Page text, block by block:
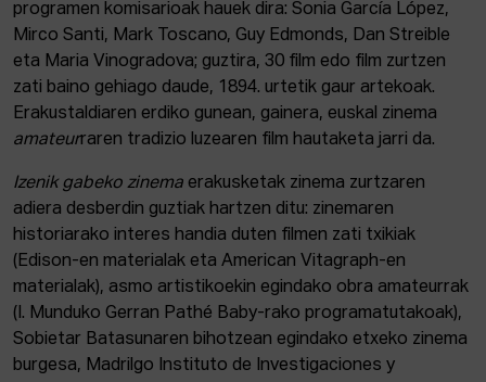
programen komisarioak hauek dira: Sonia García López,
Mirco Santi, Mark Toscano, Guy Edmonds, Dan Streible
eta Maria Vinogradova; guztira, 30 film edo film zurtzen
zati baino gehiago daude, 1894. urtetik gaur artekoak.
Erakustaldiaren erdiko gunean, gainera, euskal zinema
amateurraren tradizio luzearen film hautaketa jarri da.
Izenik gabeko zinema erakusketak zinema zurtzaren
adiera desberdin guztiak hartzen ditu: zinemaren
historiarako interes handia duten filmen zati txikiak
(Edison-en materialak eta American Vitagraph-en
materialak), asmo artistikoekin egindako obra amateurrak
(I. Munduko Gerran Pathé Baby-rako programatutakoak),
Sobietar Batasunaren bihotzean egindako etxeko zinema
burgesa, Madrilgo Instituto de Investigaciones y